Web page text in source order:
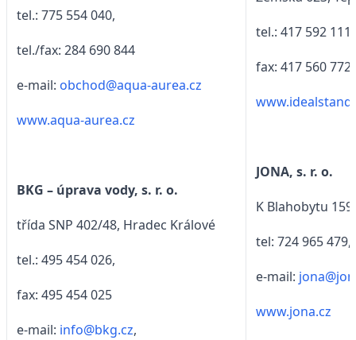
tel.: 775 554 040,
tel./fax: 284 690 844
e-mail: obchod@aqua-aurea.cz
www.aqua-aurea.cz
BKG – úprava vody, s. r. o.
třída SNP 402/48, Hradec Králové
tel.: 495 454 026,
fax: 495 454 025
e-mail: info@bkg.cz,
tel.: 417 592 111,
fax: 417 560 772
JONA, s. r. o.
K Blahobytu
tel: 724 965 479,
e-mail:
www.jona.cz